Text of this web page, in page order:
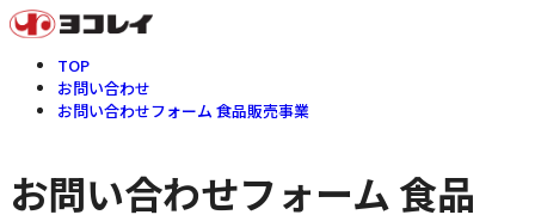
TOP
お問い合わせ
お問い合わせフォーム 食品販売事業
お問い合わせフォーム 食品